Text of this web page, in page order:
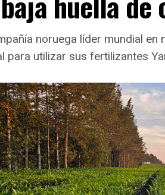
noruega líder mundial
para utilizar sus fertilizantes